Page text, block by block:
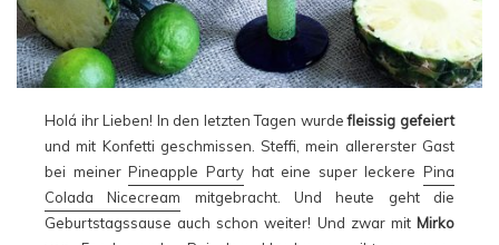
Holá ihr Lieben! In den letzten Tagen wurdefleissig gefeiert
und mit Konfetti geschmissen. Steffi, mein allererster Gast
bei meinerPineapple Partyhat eine super leckere Pina
Colada Nicecream mitgebracht. Und heute geht die
Geburtstagssause auch schon weiter! Und zwar mit Mirko